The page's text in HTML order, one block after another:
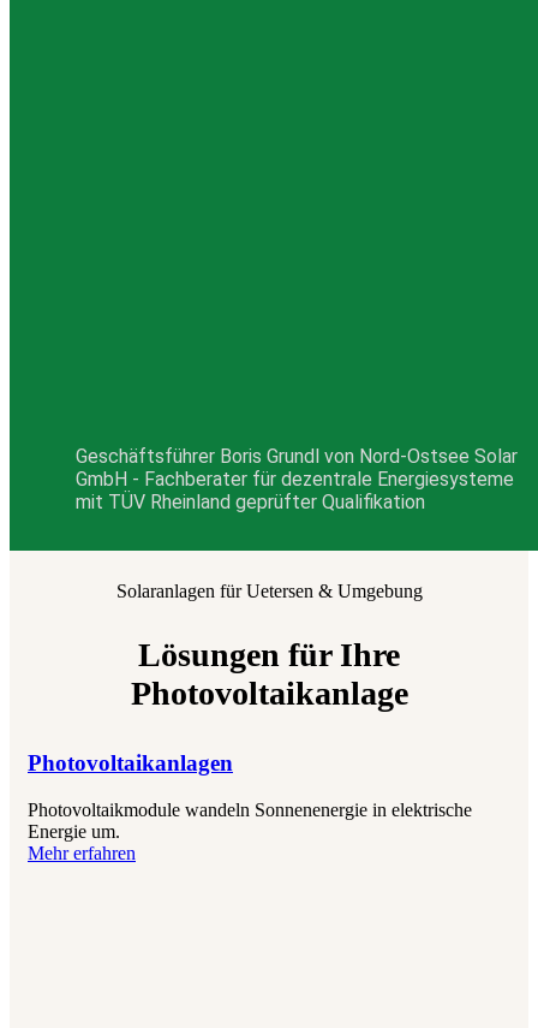
Geschäftsführer Boris Grundl von Nord-Ostsee Solar
GmbH - Fachberater für dezentrale Energiesysteme
mit TÜV Rheinland geprüfter Qualifikation
Solaranlagen für Uetersen & Umgebung
Lösungen für Ihre
Photovoltaikanlage
Photovoltaikanlagen
Photovoltaikmodule wandeln Sonnenenergie in elektrische
Energie um.
Mehr erfahren